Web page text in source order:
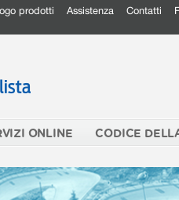
prodotti Assistenza Contatti
ONLINE CODICE